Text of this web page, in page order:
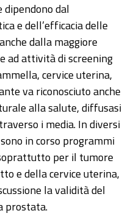
dal
e dell’efficacia delle
dalla maggiore
ad attività di screening
cervice uterina,
va riconosciuto anche
alla salute, diffusasi
i media. In diversi
in corso programmi
per il tumore
e della cervice uterina,
la validità del
prostata.